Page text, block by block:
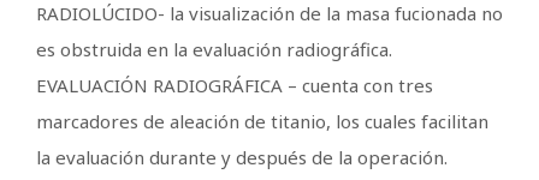
RADIOLÚCIDO- la visualización de la masa fucionada no
es obstruida en la evaluación radiográfica.
EVALUACIÓN RADIOGRÁFICA – cuenta con tres
marcadores de aleación de titanio, los cuales facilitan
la evaluación durante y después de la operación.